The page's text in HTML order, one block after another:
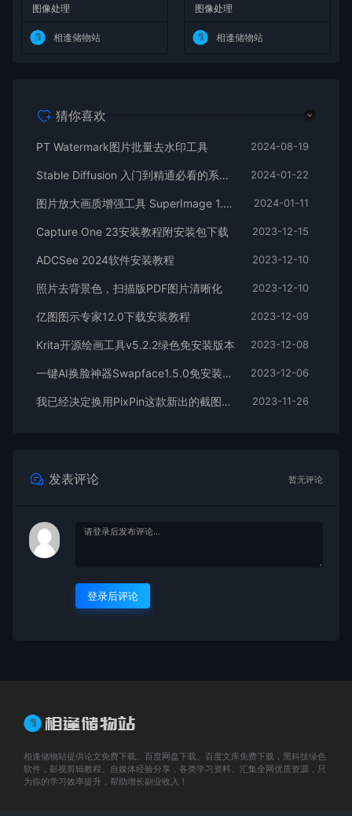
图像处理
相逢储物站
图像处理
相逢储物站
猜你喜欢
PT Watermark图片批量去水印工具 2024-08-19
Stable Diffusion 入门到精通必看的系统性教学合集 2024-01-22
图片放大画质增强工具 SuperImage 1.4.0beta03 windows x64 免安装版本 2024-01-11
Capture One 23安装教程附安装包下载 2023-12-15
ADCSee 2024软件安装教程 2023-12-10
照片去背景色，扫描版PDF图片清晰化 2023-12-10
亿图图示专家12.0下载安装教程 2023-12-09
Krita开源绘画工具v5.2.2绿色免安装版本 2023-12-08
一键AI换脸神器Swapface1.5.0免安装打开即用 Win 2023-12-06
我已经决定换用PixPin这款新出的截图软件 2023-11-26
发表评论 暂无评论
登录后评论
相逢储物站提供论文免费下载、百度网盘下载、百度文库免费下载，黑科技绿色
软件，影视剪辑教程、自媒体经验分享，各类学习资料、汇集全网优质资源，只
为你的学习效率提升，帮助增长副业收入！